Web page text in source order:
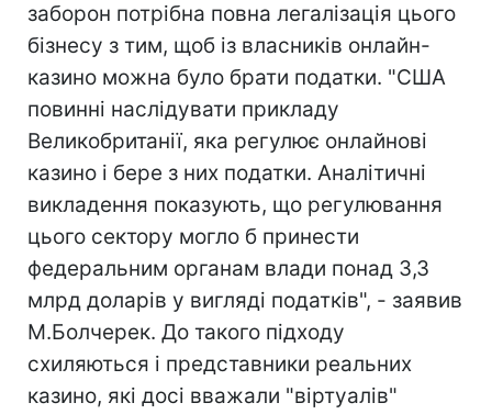
заборон потрібна повна легалізація цього
бізнесу з тим, щоб із власників онлайн-
казино можна було брати податки. "США
повинні наслідувати прикладу
Великобританії, яка регулює онлайнові
казино і бере з них податки. Аналітичні
викладення показують, що регулювання
цього сектору могло б принести
федеральним органам влади понад 3,3
млрд доларів у вигляді податків", - заявив
М.Болчерек. До такого підходу
схиляються і представники реальних
казино, які досі вважали "віртуалів"